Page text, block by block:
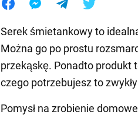
Serek śmietankowy to
Można go po prostu
przekąskę. Ponadto produkt
czego potrzebujesz to zwykły
Pomysł na zrobienie